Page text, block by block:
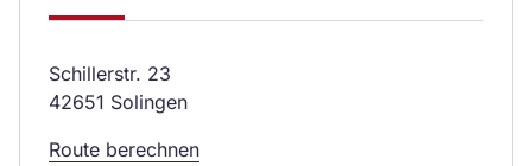
Schillerstr. 23
42651 Solingen
Route berechnen